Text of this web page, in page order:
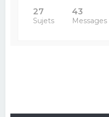
27
Sujets
43
Messages